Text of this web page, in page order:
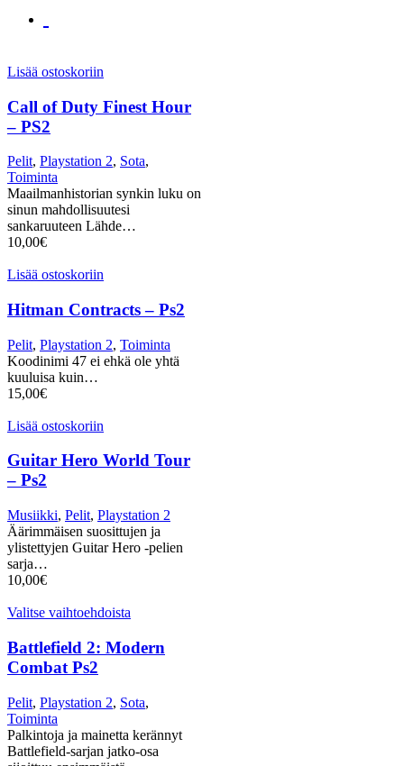
Lisää ostoskoriin
Call of Duty Finest Hour
– PS2
Pelit, Playstation 2, Sota,
Toiminta
Maailmanhistorian synkin luku on
sinun mahdollisuutesi
sankaruuteen Lähde…
10,00€
Lisää ostoskoriin
Hitman Contracts – Ps2
Pelit, Playstation 2, Toiminta
Koodinimi 47 ei ehkä ole yhtä
kuuluisa kuin…
15,00€
Lisää ostoskoriin
Guitar Hero World Tour
– Ps2
Musiikki, Pelit, Playstation 2
Äärimmäisen suosittujen ja
ylistettyjen Guitar Hero -pelien
sarja…
10,00€
Valitse vaihtoehdoista
Battlefield 2: Modern
Combat Ps2
Pelit, Playstation 2, Sota,
Toiminta
Palkintoja ja mainetta kerännyt
Battlefield-sarjan jatko-osa